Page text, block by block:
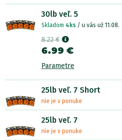
30lb veľ. 5
Skladom 4ks / u vás už 11.08.
8.22 €
6.99 €
Parametre
25lb veľ. 7 Short
nie je v ponuke
25lb veľ. 7
nie je v ponuke